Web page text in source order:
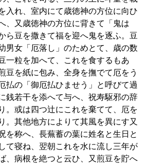
入れ、室内にて歳徳神の方位に向ひ
、又歳徳神の方位に背きて「鬼は
ら豆を撒きて福を迎へ鬼を逐ふ。豆
男女「厄落し」のためとて、歳の数
一粒を加へて、これを食するもあ
豆を紙に包み、全身を撫でて厄をう
払の「御厄払ひませう」と呼びて過
銭若干を添へて与へ、祝寿駆邪の辞
。或は四つ辻にこれを棄てて、厄を
。其他地方によりて其風を異にす又
を称へ、長蕪蓄の葉に姓名と生日と
て寝ね、翌朝これを水に流し三年が
、病根を絶つと云ひ、又煎豆を貯へ